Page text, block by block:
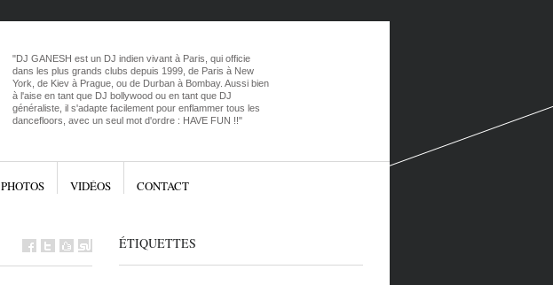
"DJ GANESH est un DJ indien vivant à Paris, qui officie
dans les plus grands clubs depuis 1999, de Paris à New
York, de Kiev à Prague, ou de Durban à Bombay. Aussi bien
à l'aise en tant que DJ bollywood ou en tant que DJ
généraliste, il s'adapte facilement pour enflammer tous les
dancefloors, avec un seul mot d'ordre : HAVE FUN !!"
PHOTOS VIDÉOS CONTACT
ÉTIQUETTES